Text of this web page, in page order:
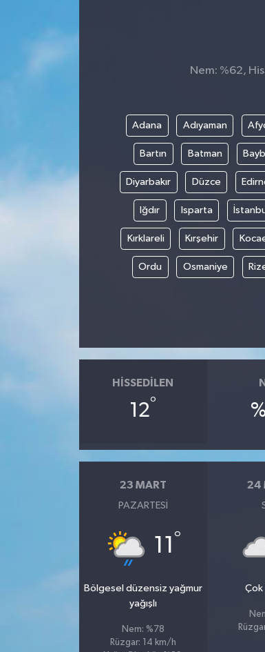
Nem: %62,
Adana Adıyaman
Bartın Batman
Diyarbakır Düzce
Iğdır Isparta
Kırklareli Kırşehir
Ordu Osmaniye
HISSEDILEN
12°
23 MART
PAZARTESI
11 °
Bölgesel düzensiz yağmur
yağışlı
Nem: %78
Rüzgar: 14 km/h
24